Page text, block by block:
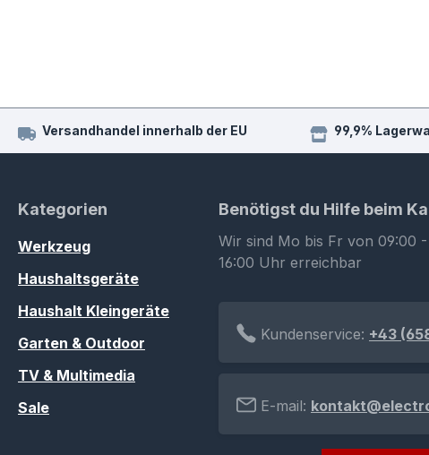
Versandhandel innerhalb der EU 99,9%
Kategorien
Werkzeug
Haushaltsgeräte
Haushalt Kleingeräte
Garten & Outdoor
TV & Multimedia
Sale
Benötigst du Hilfe beim
Wir sind Mo bis Fr von 09:00
16:00 Uhr erreichbar
Kundenservice: +43
E-mail: